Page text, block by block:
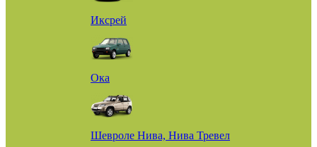
Иксрей
Ока
Шевроле Нива, Нива Тревел